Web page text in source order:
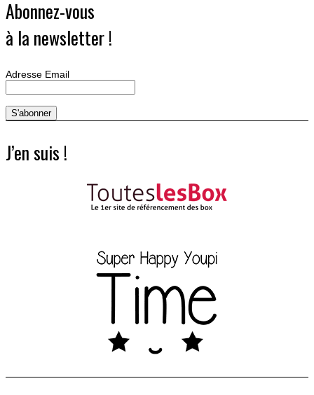
Abonnez-vous
à la newsletter !
Adresse Email
J’en suis !